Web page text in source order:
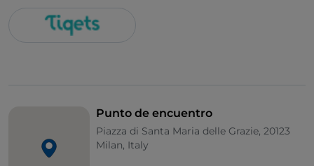
Punto de encuentro
Piazza di Santa Maria delle Grazie, 20123
Milan, Italy